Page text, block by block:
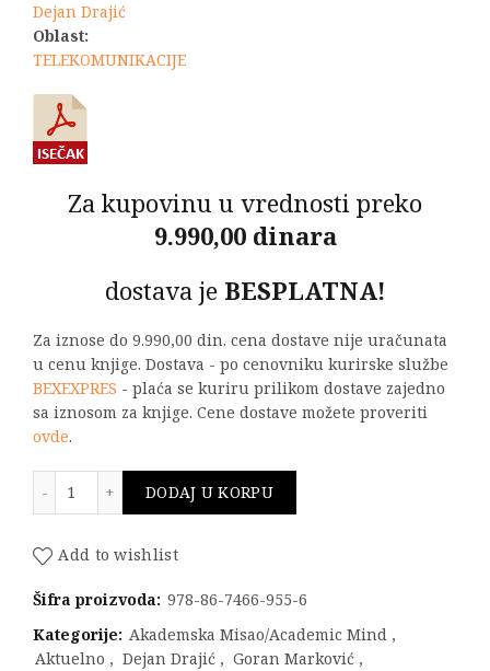
Dejan Drajić
Oblast:
TELEKOMUNIKACIJE
Za kupovinu u vrednosti preko
9.990,00 dinara
dostava je BESPLATNA!
Za iznose do 9.990,00 din. cena dostave nije uračunata
u cenu knjige. Dostava - po cenovniku kurirske službe
BEXEXPRES - plaća se kuriru prilikom dostave zajedno
sa iznosom za knjige. Cene dostave možete proveriti
ovde.
DODAJ U KORPU
Add to wishlist
Šifra proizvoda: 978-86-7466-955-6
Kategorije: Akademska Misao/Academic Mind ,
Aktuelno , Dejan Drajić , Goran Marković ,